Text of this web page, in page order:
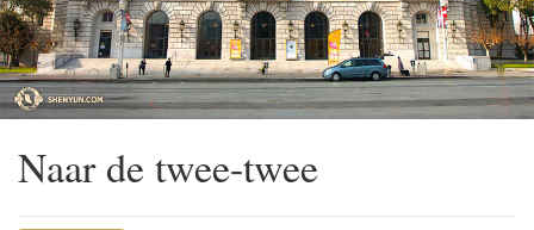
Naar de twee-twee